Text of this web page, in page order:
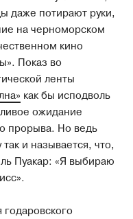
даже потирают руки,
на черноморском
кино
Показ во
ленты
как бы исподволь
ожидание
прорыва. Но ведь
и называется, что,
Пуакар: «Я выбираю